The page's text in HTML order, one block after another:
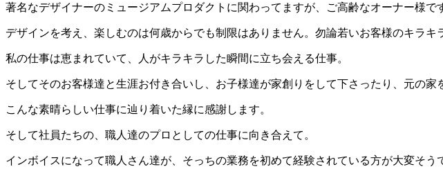
著名なデザイナーのミュージアムプロダクトに関わってますが、ご高齢なオーナー様で
デザインを考え、楽しむのは何歳からでも制限はありません。勿論若いお客様のキラキ
私の仕事は恵まれていて、人がキラキラした瞬間に立ち会える仕事。
そしてそのお客様達と生涯お付き合いし、お子様達が家創りをして下さったり、元の
こんな素晴らしい仕事に辿り着いた縁に感謝します。
そして社員たちの、職人達のプロとしての仕事に向き合えて。
インボイスになって職人さん達が、そっちの業務を初めて経験されている方が大変そう